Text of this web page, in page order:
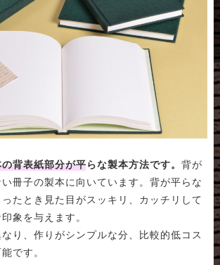
背表紙部分が平らな製本方法です。 背が
冊子の製本に向いています。背が平らな
たとき見た目がスッキリ、カッチリして
象を与えます。
り、作りがシンプルな分、比較的低コス
です。